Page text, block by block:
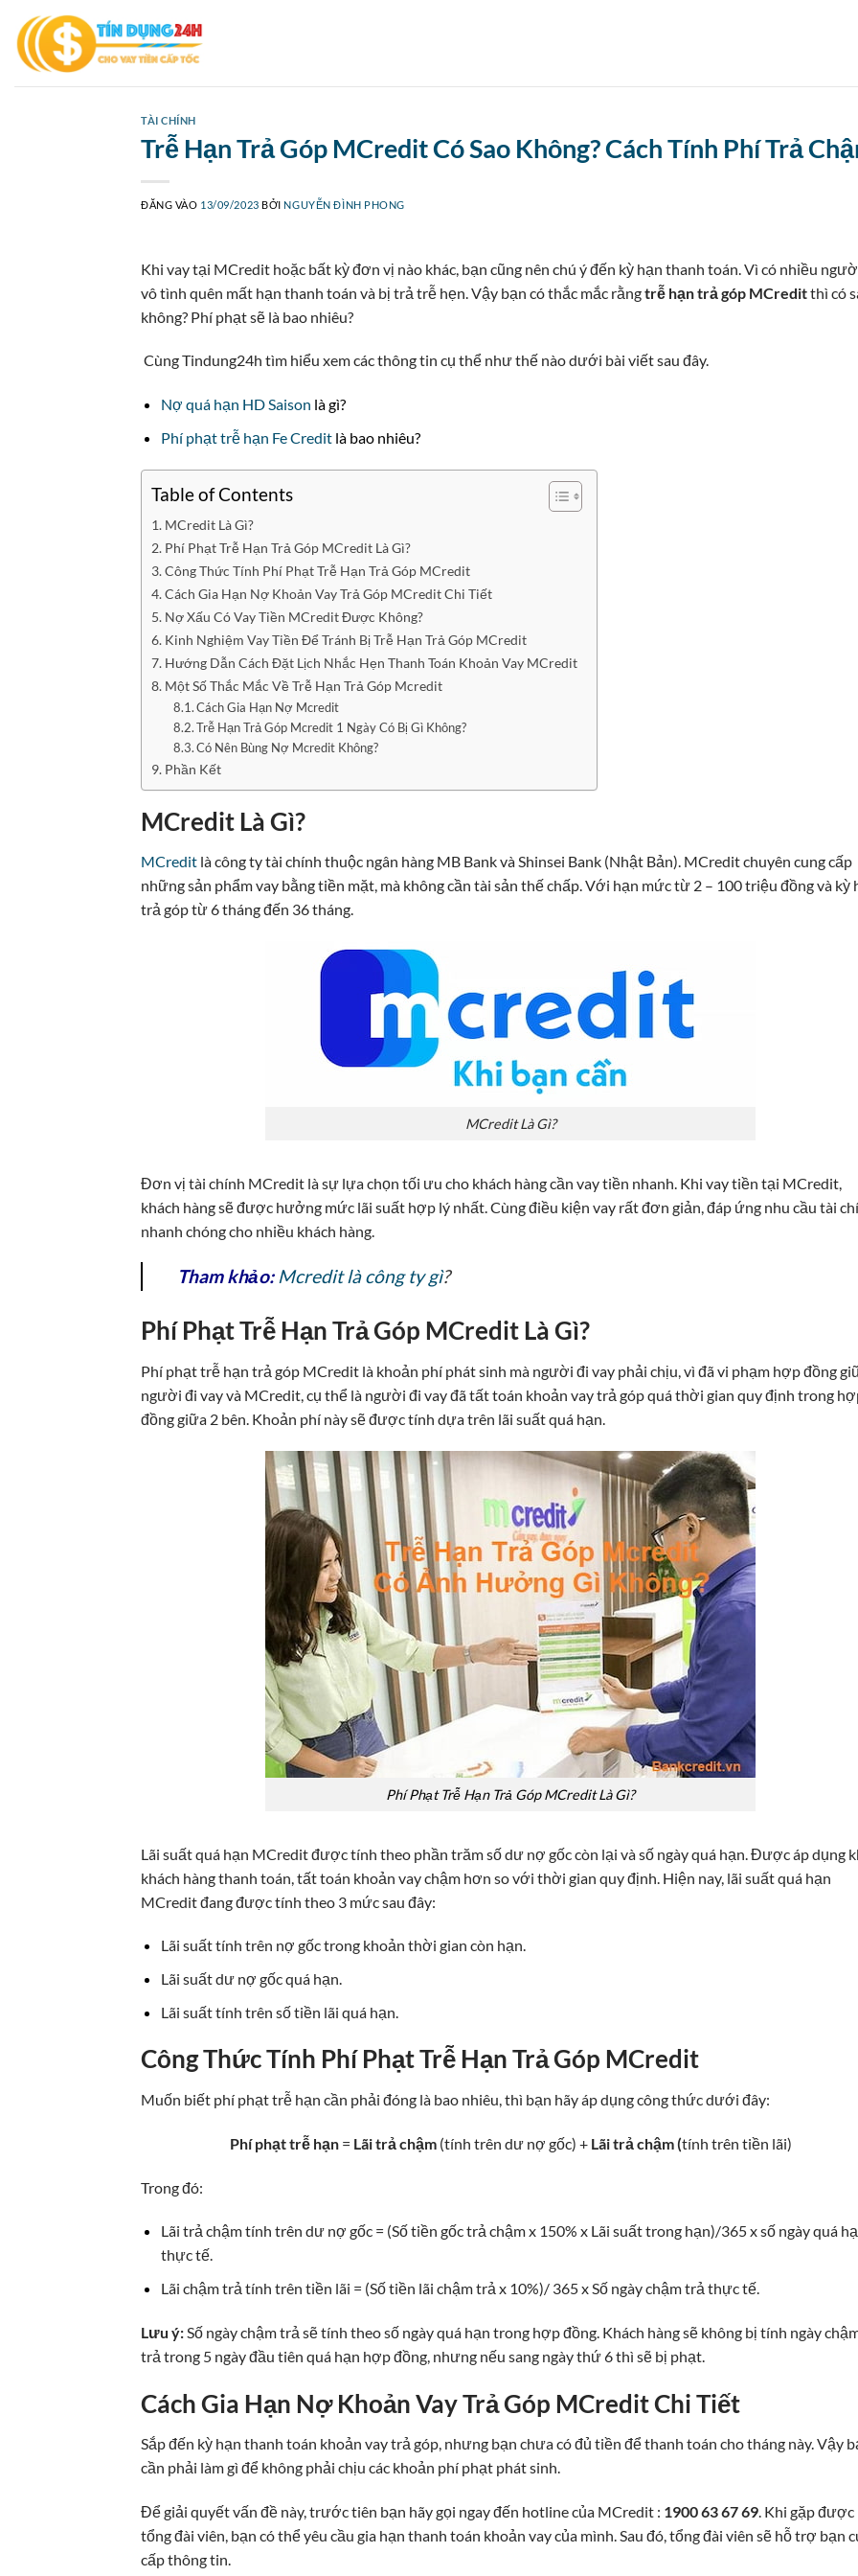
qua
nội
dung
TÀI CHÍNH
Trễ Hạn Trả Góp MCredit Có Sao Không? Cách Tính Phí Trả
ĐĂNG VÀO 13/09/2023 BỞI NGUYỄN ĐÌNH PHONG
Khi vay tại MCredit hoặc bất kỳ đơn vị nào khác, bạn cũng nên chú ý đến kỳ hạn thanh toán. Vì có nhiều
vô tình quên mất hạn thanh toán và bị trả trễ hẹn. Vậy bạn có thắc mắc rằngtrễ hạn trả góp MCreditthì có
không? Phí phạt sẽ là bao nhiêu?
Cùng Tindung24h tìm hiểu xem các thông tin cụ thể như thế nào dưới bài viết sau đây.
Nợ quá hạn HD Saison là gì?
Phí phạt trễ hạn Fe Creditlà bao nhiêu?
Table of Contents
MCredit Là Gì?
Phí Phạt Trễ Hạn Trả Góp MCredit Là Gì?
Công Thức Tính Phí Phạt Trễ Hạn Trả Góp MCredit
Cách Gia Hạn Nợ Khoản Vay Trả Góp MCredit Chi Tiết
Nợ Xấu Có Vay Tiền MCredit Được Không?
Kinh Nghiệm Vay Tiền Để Tránh Bị Trễ Hạn Trả Góp MCredit
Hướng Dẫn Cách Đặt Lịch Nhắc Hẹn Thanh Toán Khoản Vay MCredit
Một Số Thắc Mắc Về Trễ Hạn Trả Góp Mcredit
Cách Gia Hạn Nợ Mcredit
Trễ Hạn Trả Góp Mcredit 1 Ngày Có Bị Gì Không?
Có Nên Bùng Nợ Mcredit Không?
Phần Kết
MCredit Là Gì?
MCredit là công ty tài chính thuộc ngân hàng MB Bank và Shinsei Bank (Nhật Bản). MCredit chuyên cung cấp
những sản phẩm vay bằng tiền mặt, mà không cần tài sản thế chấp. Với hạn mức từ 2 – 100 triệu đồng và kỳ
trả góp từ 6 tháng đến 36 tháng.
MCredit Là Gì?
Đơn vị tài chính MCredit là sự lựa chọn tối ưu cho khách hàng cần vay tiền nhanh. Khi vay tiền tại MCredit,
khách hàng sẽ được hưởng mức lãi suất hợp lý nhất. Cùng điều kiện vay rất đơn giản, đáp ứng nhu cầu tài
nhanh chóng cho nhiều khách hàng.
Tham khảo: Mcredit là công ty gì?
Phí Phạt Trễ Hạn Trả Góp MCredit Là Gì?
Phí phạt trễ hạn trả góp MCredit là khoản phí phát sinh mà người đi vay phải chịu, vì đã vi phạm hợp đồng
người đi vay và MCredit, cụ thể là người đi vay đã tất toán khoản vay trả góp quá thời gian quy định trong
đồng giữa 2 bên. Khoản phí này sẽ được tính dựa trên lãi suất quá hạn.
Phí Phạt Trễ Hạn Trả Góp MCredit Là Gì?
Lãi suất quá hạn MCredit được tính theo phần trăm số dư nợ gốc còn lại và số ngày quá hạn. Được áp dụng
khách hàng thanh toán, tất toán khoản vay chậm hơn so với thời gian quy định. Hiện nay, lãi suất quá hạn
MCredit đang được tính theo 3 mức sau đây:
Lãi suất tính trên nợ gốc trong khoản thời gian còn hạn.
Lãi suất dư nợ gốc quá hạn.
Lãi suất tính trên số tiền lãi quá hạn.
Công Thức Tính Phí Phạt Trễ Hạn Trả Góp MCredit
Muốn biết phí phạt trễ hạn cần phải đóng là bao nhiêu, thì bạn hãy áp dụng công thức dưới đây:
Phí phạt trễ hạn = Lãi trả chậm(tính trên dư nợ gốc) +Lãi trả chậm (tính trên tiền lãi)
Trong đó:
Lãi trả chậm tính trên dư nợ gốc = (Số tiền gốc trả chậm x 150% x Lãi suất trong hạn)/365 x số ngày quá
thực tế.
Lãi chậm trả tính trên tiền lãi = (Số tiền lãi chậm trả x 10%)/ 365 x Số ngày chậm trả thực tế.
Lưu ý:Số ngày chậm trả sẽ tính theo số ngày quá hạn trong hợp đồng. Khách hàng sẽ không bị tính ngày
trả trong 5 ngày đầu tiên quá hạn hợp đồng, nhưng nếu sang ngày thứ 6 thì sẽ bị phạt.
Cách Gia Hạn Nợ Khoản Vay Trả Góp MCredit Chi Tiết
Sắp đến kỳ hạn thanh toán khoản vay trả góp, nhưng bạn chưa có đủ tiền để thanh toán cho tháng này. Vậy
cần phải làm gì để không phải chịu các khoản phí phạt phát sinh.
Để giải quyết vấn đề này, trước tiên bạn hãy gọi ngay đến hotline của MCredit : 1900 63 67 69. Khi gặp được
tổng đài viên, bạn có thể yêu cầu gia hạn thanh toán khoản vay của mình. Sau đó, tổng đài viên sẽ hỗ trợ bạn
cấp thông tin.